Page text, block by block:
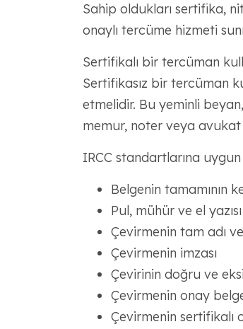
Sahip oldukları sertifika,
onaylı tercüme hizmeti
Sertifikalı bir tercüman
Sertifikasız bir tercüman
etmelidir. Bu yeminli
memur, noter veya
IRCC standartlarına
Belgenin tamamının
Pul, mühür ve el
Çevirmenin tam adı
Çevirmenin imzası
Çevirinin doğru ve
Çevirmenin onay
Çevirmenin sertifikalı